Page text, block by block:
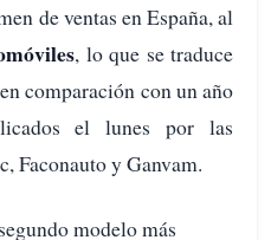
de ventas en España, al
, lo que se traduce
en comparación con un año
el lunes por las
Faconauto y Ganvam.
modelo más